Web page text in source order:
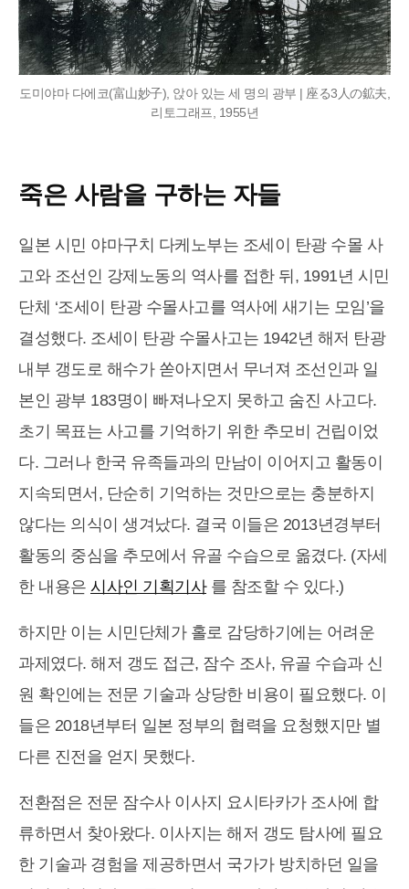
도미야마 다에코(富山妙子), 앉아 있는 세 명의 광부 | 座る3人の鉱夫,
리토그래프, 1955년
죽은 사람을 구하는 자들
일본 시민 야마구치 다케노부는 조세이 탄광 수몰 사
고와 조선인 강제노동의 역사를 접한 뒤, 1991년 시민
단체 ‘조세이 탄광 수몰사고를 역사에 새기는 모임’을
결성했다. 조세이 탄광 수몰사고는 1942년 해저 탄광
내부 갱도로 해수가 쏟아지면서 무너져 조선인과 일
본인 광부 183명이 빠져나오지 못하고 숨진 사고다.
초기 목표는 사고를 기억하기 위한 추모비 건립이었
다. 그러나 한국 유족들과의 만남이 이어지고 활동이
지속되면서, 단순히 기억하는 것만으로는 충분하지
않다는 의식이 생겨났다. 결국 이들은 2013년경부터
활동의 중심을 추모에서 유골 수습으로 옮겼다. (자세
한 내용은 시사인 기획기사를 참조할 수 있다.)
하지만 이는 시민단체가 홀로 감당하기에는 어려운
과제였다. 해저 갱도 접근, 잠수 조사, 유골 수습과 신
원 확인에는 전문 기술과 상당한 비용이 필요했다. 이
들은 2018년부터 일본 정부의 협력을 요청했지만 별
다른 진전을 얻지 못했다.
전환점은 전문 잠수사 이사지 요시타카가 조사에 합
류하면서 찾아왔다. 이사지는 해저 갱도 탐사에 필요
한 기술과 경험을 제공하면서 국가가 방치하던 일을